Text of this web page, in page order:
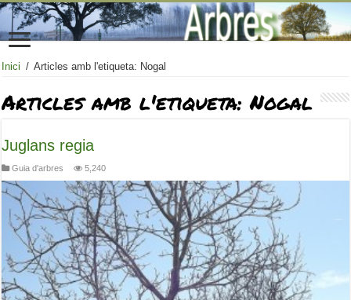
Inici / Articles amb l'etiqueta: Nogal
Articles amb l'etiqueta:Nogal
Juglans regia
Guia d'arbres 5,240